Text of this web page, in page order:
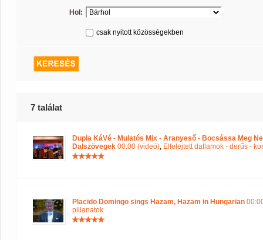
Hol:
csak nyitott közösségekben
7 találat
Dupla KáVé - Mulatós Mix - Aranyeső - Bocsássa Meg
Dalszövegek 00:00 (videó), Elfelejtett dallamok - derűs -
Placido Domingo sings Hazam, Hazam in Hungarian
pillanatok